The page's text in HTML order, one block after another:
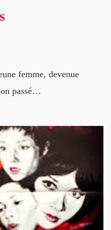
femme, devenue
passé…